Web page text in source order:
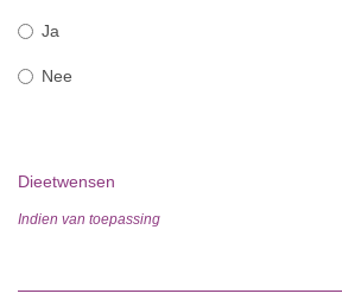
Ja
Nee
Dieetwensen
Indien van toepassing